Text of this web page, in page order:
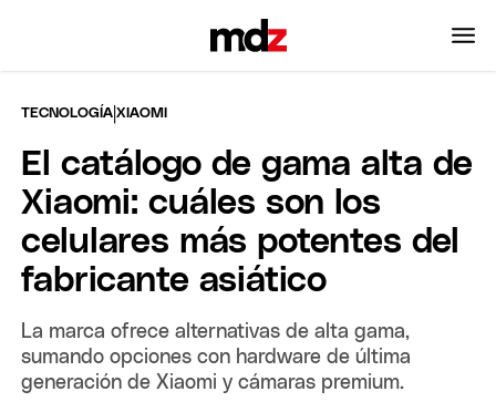
TECNOLOGÍA |XIAOMI
El catálogo de gama alta de
Xiaomi: cuáles son los
celulares más potentes del
fabricante asiático
La marca ofrece alternativas de alta gama,
sumando opciones con hardware de última
generación de Xiaomi y cámaras premium.